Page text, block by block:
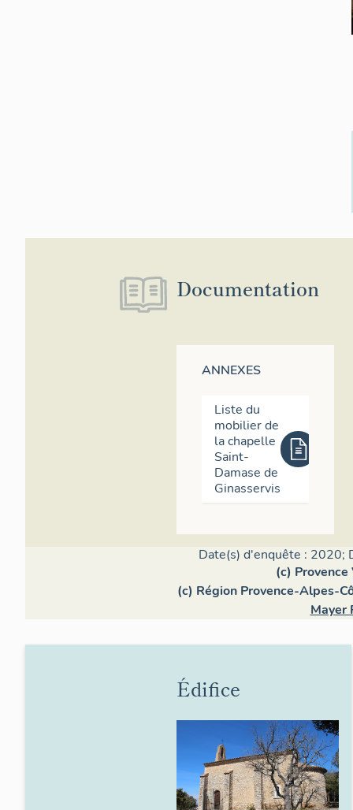
Documentation
ANNEXES
Liste du
mobilier de
la chapelle
Saint-
Damase de
Ginasservis
Date(s) d'enquête : 2020;
(c)
(c) Région Provence-Alpes-
Mayer
Édifice